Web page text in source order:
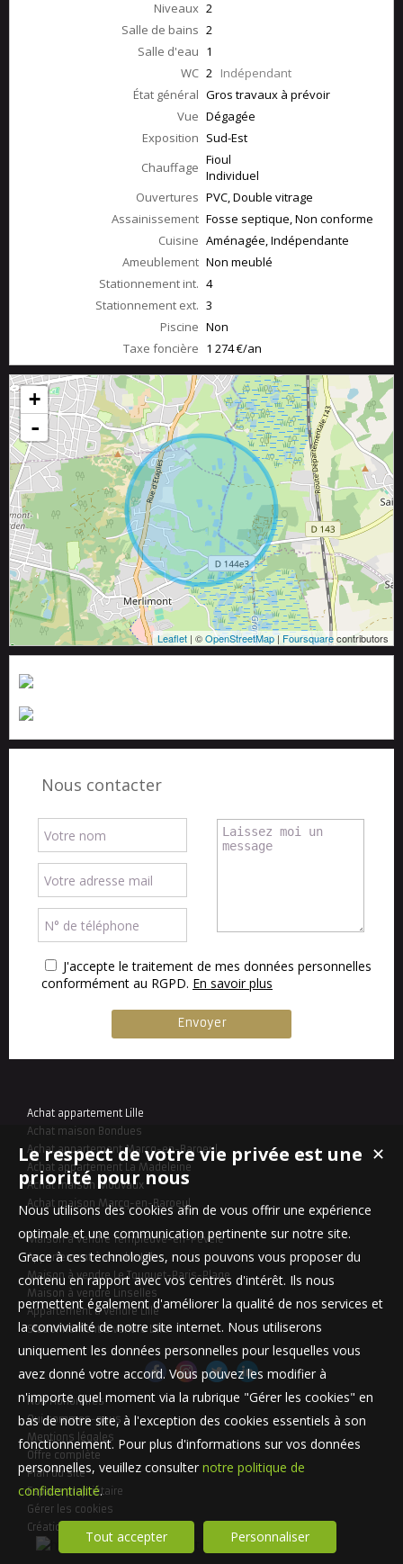
Niveaux 2
Salle de bains 2
Salle d'eau 1
WC 2 Indépendant
État général Gros travaux à prévoir
Vue Dégagée
Exposition Sud-Est
Chauffage Fioul
Individuel
Ouvertures PVC, Double vitrage
Assainissement Fosse septique, Non conforme
Cuisine Aménagée, Indépendante
Ameublement Non meublé
Stationnement int. 4
Stationnement ext. 3
Piscine Non
Taxe foncière 1 274 €/an
+
-
Leaflet | ©OpenStreetMap|Foursquarecontributors
Nous contacter
J'accepte le traitement de mes données personnelles
conformément au RGPD. En savoir plus
Achat appartement Lille
Achat maison Bondues
Achat appartement Marcq-en-Baroeul
Achat appartement La Madeleine
Achat maison Mouvaux
Achat maison Marcq-en-Baroeul
Maison à vendre Templeuve-en-Pévèle
Appartement à vendre Lille
Maison à vendre Le Touquet-Paris-Plage
Maison à vendre Linselles
Appartement à vendre Lille
Stationnement à vendre Lille
Nos Honoraires
Qui sommes-nous
Mentions légales
Offre complète
Plan du site
Espace propriétaire
Gérer les cookies
Création site internet immobilier
✕
Le respect de votre vie privée est une
priorité pour nous
Nous utilisons des cookies afin de vous offrir une expérience
optimale et une communication pertinente sur notre site.
Grace à ces technologies, nous pouvons vous proposer du
contenu en rapport avec vos centres d'intérêt. Ils nous
permettent également d'améliorer la qualité de nos services et
la convivialité de notre site internet. Nous utiliserons
uniquement les données personnelles pour lesquelles vous
avez donné votre accord. Vous pouvez les modifier à
n'importe quel moment via la rubrique "Gérer les cookies" en
bas de notre site, à l'exception des cookies essentiels à son
fonctionnement. Pour plus d'informations sur vos données
personnelles, veuillez consulter notre politique de
confidentialité.
Tout accepter Personnaliser